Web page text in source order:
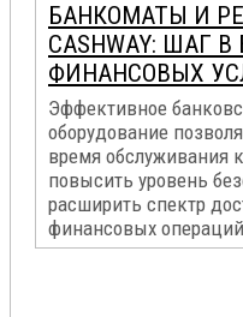
БАНКОМАТЫ И
CASHWAY: ШАГ
ФИНАНСОВЫХ
Эффективное
оборудование
время обслуживания
повысить уровень
расширить спектр
финансовых